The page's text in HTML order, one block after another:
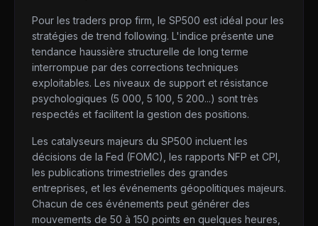
Pour les traders prop firm, le SP500 est idéal pour les
stratégies de trend following. L'indice présente une
tendance haussière structurelle de long terme
interrompue par des corrections techniques
exploitables. Les niveaux de support et résistance
psychologiques (5 000, 5 100, 5 200...) sont très
respectés et facilitent la gestion des positions.
Les catalyseurs majeurs du SP500 incluent les
décisions de la Fed (FOMC), les rapports NFP et CPI,
les publications trimestrielles des grandes
entreprises, et les événements géopolitiques majeurs.
Chacun de ces événements peut générer des
mouvements de 50 à 150 points en quelques heures,